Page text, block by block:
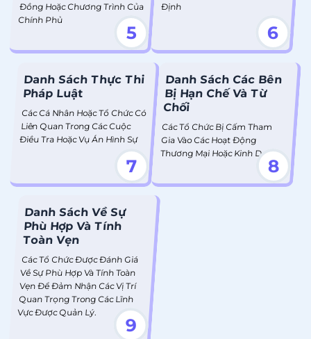
Đồng Hoặc Chương Trình Của
Chính Phủ
5
Định
6
Danh Sách Thực Thi
Pháp Luật
Các Cá Nhân Hoặc Tổ Chức Có
Liên Quan Trong Các Cuộc
Điều Tra Hoặc Vụ Án Hình Sự
7
Danh Sách Các Bên
Bị Hạn Chế Và Từ
Chối
Các Tổ Chức Bị Cấm Tham
Gia Vào Các Hoạt Động
Thương Mại Hoặc Kinh Doanh.
8
Danh Sách Về Sự
Phù Hợp Và Tính
Toàn Vẹn
Các Tổ Chức Được Đánh Giá
Về Sự Phù Hợp Và Tính Toàn
Vẹn Để Đảm Nhận Các Vị Trí
Quan Trọng Trong Các Lĩnh
Vực Được Quản Lý.
9